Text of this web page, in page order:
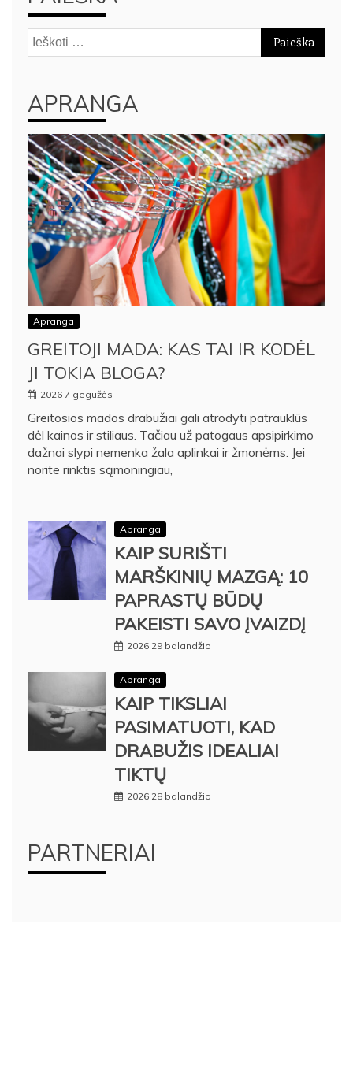
Ieškoti:
APRANGA
Apranga
GREITOJI MADA: KAS TAI IR KODĖL
JI TOKIA BLOGA?
2026 7 gegužės
Greitosios mados drabužiai gali atrodyti patrauklūs
dėl kainos ir stiliaus. Tačiau už patogaus apsipirkimo
dažnai slypi nemenka žala aplinkai ir žmonėms. Jei
norite rinktis sąmoningiau,
Apranga
KAIP SURIŠTI
MARŠKINIŲ MAZGĄ: 10
PAPRASTŲ BŪDŲ
PAKEISTI SAVO ĮVAIZDĮ
2026 29 balandžio
Apranga
KAIP TIKSLIAI
PASIMATUOTI, KAD
DRABUŽIS IDEALIAI
TIKTŲ
2026 28 balandžio
PARTNERIAI